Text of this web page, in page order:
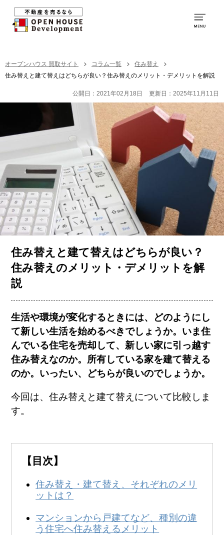
0120-231-053
営業時間：9:00～20:00
買取の特徴
お取引の流れ
社員紹介
買取の事例
お客様の声
会社概要
オープンハウス 買取サイト コラム一覧
住み替え
住み替えと建て替えはどちらが良い？住み替えのメリット・デメリットを解説
公開日：2021年02月18日 更新日：2025年11月11日
住み替えと建て替えはどちらが良い？
住み替えのメリット・デメリットを解
説
生活や環境が変化するときには、どのようにし
て新しい生活を始めるべきでしょうか。いま住
んでいる住宅を売却して、新しい家に引っ越す
住み替えなのか。所有している家を建て替える
のか。いったい、どちらが良いのでしょうか。
今回は、住み替えと建て替えについて比較しま
す。
【目次】
住み替え・建て替え、それぞれのメリ
ットは？
マンションから戸建てなど、種別の違
う住宅へ住み替えるメリット